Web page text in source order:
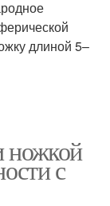
длиной 5–
ножкой
с